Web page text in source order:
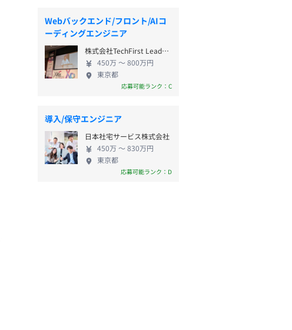
Webバックエンド/フロント/AIコ
ーディングエンジニア
株式会社TechFirst Leaders
450万 〜 800万円
東京都
応募可能ランク：C
導入/保守エンジニア
日本社宅サービス株式会社
450万 〜 830万円
東京都
応募可能ランク：D